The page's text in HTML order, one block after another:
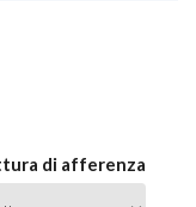
di afferenza